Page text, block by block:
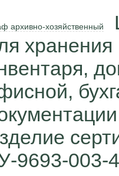
архивно-хозяйственный
хранения
9693-003-